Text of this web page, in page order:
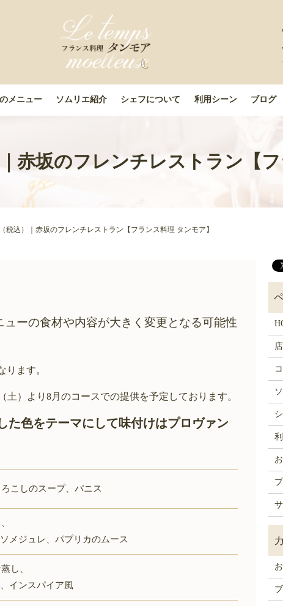
メニュー ソムリエ紹介 シェフについて 利用シーン ブログ
赤坂のフレンチレストラン【
税込）｜赤坂のフレンチレストラン【フランス料理 タンモア】
ーの食材や内容が大きく変更となる可能性
ります。
土）より8月のコースでの提供を予定しております。
色をテーマにして味付けはプロヴァン
こしのスープ、パニス
ジュレ、パプリカのムース
し、
ンスパイア風